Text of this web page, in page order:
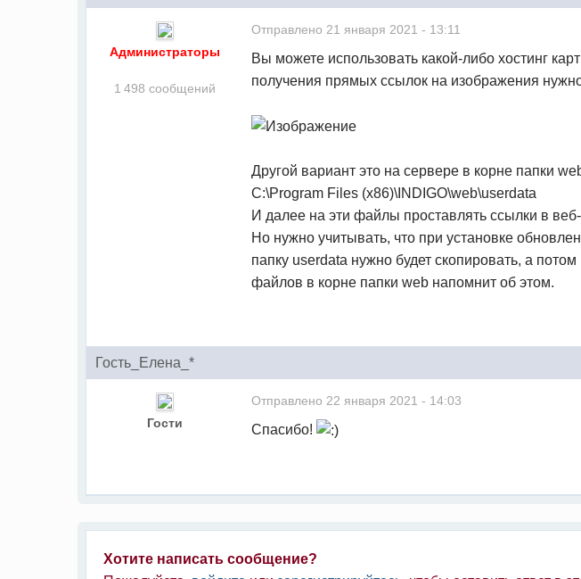
Администраторы
1 498 сообщений
Отправлено 21 января 2021 - 13:11
Вы можете использовать какой-либо хостинг
получения прямых ссылок на изображения нужно
Другой вариант это на сервере в корне папки
C:\Program Files (x86)\INDIGO\web\userdata
И далее на эти файлы проставлять ссылки в
Но нужно учитывать, что при установке
папку userdata нужно будет скопировать, а
файлов в корне папки web напомнит об этом.
Гость_Елена_*
Гости
Отправлено 22 января 2021 - 14:03
Спасибо!
Хотите написать сообщение?